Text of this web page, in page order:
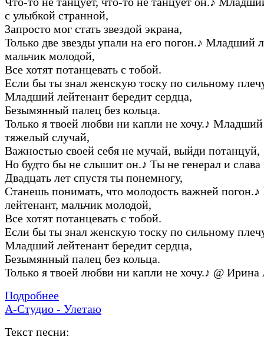
с улыбкой странной,
Запросто мог стать звездой экрана,
Только две звезды упали на его погон.♪ Младший
мальчик молодой,
Все хотят потанцевать с тобой.
Если бы ты знал женскую тоску по сильному
Младший лейтенант бередит сердца,
Безымянный палец без кольца.
Только я твоей любви ни капли не хочу.♪ Младший
тяжелый случай,
Важностью своей себя не мучай, выйди потанцуй,
Но будто бы не слышит он.♪ Ты не генерал и слава
Двадцать лет спустя ты понемногу,
Станешь понимать, что молодость важней погон.♪
лейтенант, мальчик молодой,
Все хотят потанцевать с тобой.
Если бы ты знал женскую тоску по сильному
Младший лейтенант бередит сердца,
Безымянный палец без кольца.
Только я твоей любви ни капли не хочу.♪ @ Ирина
Подробнее
А-Студио - Улетаю
Текст песни: